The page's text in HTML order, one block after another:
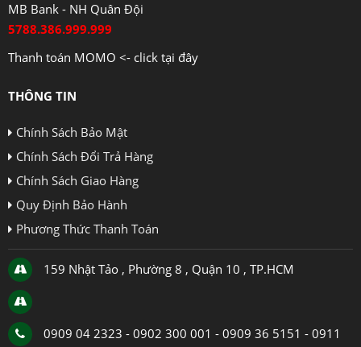
MB Bank - NH Quân Đội
5788.386.999.999
Thanh toán MOMO <- click tại đây
THÔNG TIN
Chính Sách Bảo Mật
Chính Sách Đổi Trả Hàng
Chính Sách Giao Hàng
Quy Định Bảo Hành
Phương Thức Thanh Toán
159 Nhật Tảo , Phường 8 , Quận 10 , TP.HCM
0909 04 2323 - 0902 300 001 - 0909 36 5151 - 0911